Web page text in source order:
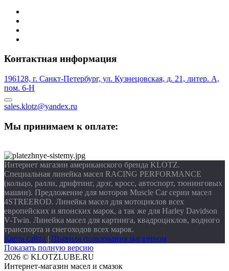
Контактная информация
196128, г. Санкт-Петербург, ул. Кузнецовская, д. 21, литер. А,
пом. 6-Н
sales.klotz@yandex.ru
Мы принимаем к оплате:
Интернет магазин американского бренда KLOTZ.
Специальная линейка масел RACING PERFORMANCE
(кольцо, ралли, дрифтинг, дрэг, кросс, автоспорт, тюнинговых
машин). Предложение для моторов Muscle Car серии масел
4STREEROD. Линейка масел для мотоциклов всех
европейских и японских марок, а так же для Harley Davidson
V-Twin. Линейка масел для картинга, квадроциклов, водного
транспорта и снегоходов всех марок.
Карта сайта | Правила пользования магазином
Показать полную версию
2026 © KLOTZLUBE.RU
Интернет-магазин масел и смазок